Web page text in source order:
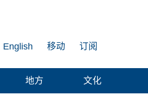
订阅
移动
English
地方 文化